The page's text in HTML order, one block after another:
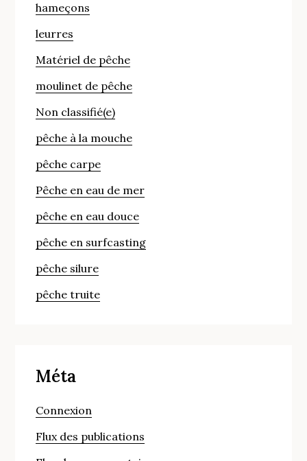
hameçons
leurres
Matériel de pêche
moulinet de pêche
Non classifié(e)
pêche à la mouche
pêche carpe
Pêche en eau de mer
pêche en eau douce
pêche en surfcasting
pêche silure
pêche truite
Méta
Connexion
Flux des publications